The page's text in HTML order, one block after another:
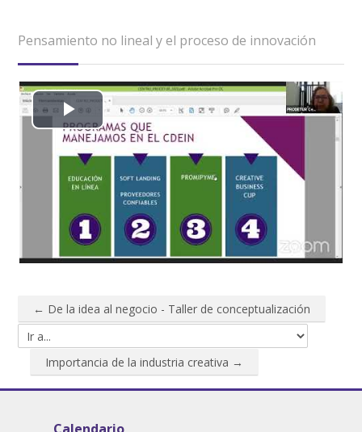
Pensamiento no lineal y el proceso de innovación
Reproducir
Vídeo
← De la idea al negocio - Taller de conceptualización
Ir a...
Importancia de la industria creativa →
Calendario